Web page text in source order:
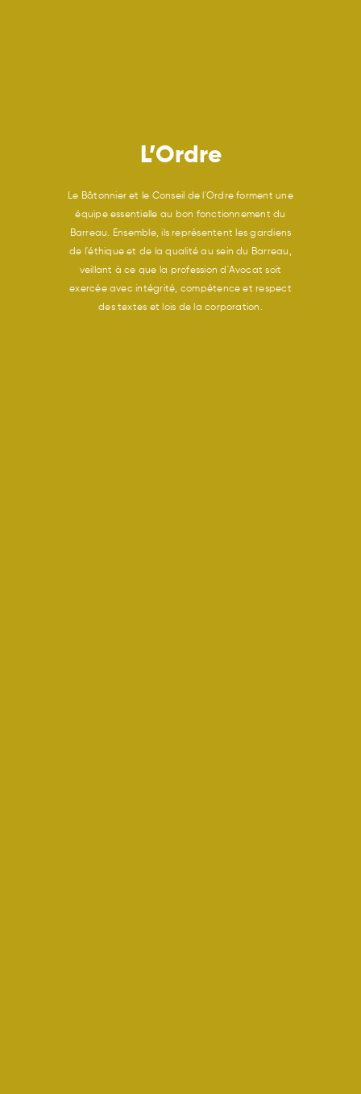
L’Ordre
Le Bâtonnier et le Conseil de l'Ordre forment une
équipe essentielle au bon fonctionnement du
Barreau. Ensemble, ils représentent les gardiens
de l'éthique et de la qualité au sein du Barreau,
veillant à ce que la profession d'Avocat soit
exercée avec intégrité, compétence et respect
des textes et lois de la corporation.